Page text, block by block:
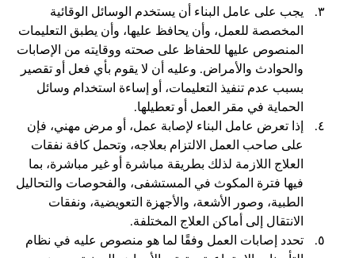
يجب على عامل البناء أن يستخدم الوسائل الوقائية
المخصصة للعمل، وأن يحافظ عليها، وأن يطبق التعليمات
المنصوص عليها للحفاظ على صحته ووقايته من الإصابات
والحوادث والأمراض. وعليه أن لا يقوم بأي فعل أو تقصير
بسبب عدم تنفيذ التعليمات، أو إساءة استخدام وسائل
الحماية في مقر العمل أو تعطيلها.
إذا تعرض عامل البناء لإصابة عمل، أو مرض مهني، فإن
على صاحب العمل الالتزام بعلاجه، وتحمل كافة نفقات
العلاج اللازمة لذلك بطريقة مباشرة أو غير مباشرة، بما
فيها فترة المكوث في المستشفى، والفحوصات والتحاليل
الطبية، وصور الأشعة، والأجهزة التعويضية، ونفقات
الانتقال إلى أماكن العلاج المختلفة.
تحدد إصابات العمل وفقًا لما هو منصوص عليه في نظام